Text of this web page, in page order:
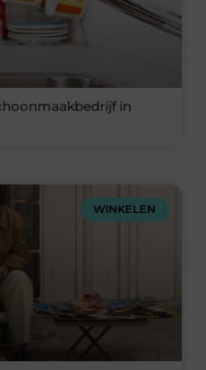
in
WINKELEN